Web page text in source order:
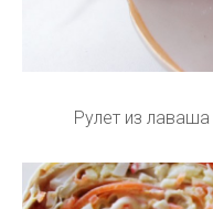
Рулет из